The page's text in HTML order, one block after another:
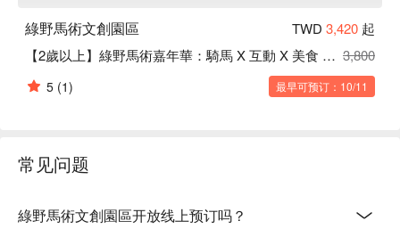
綠野馬術文創園區 TWD 3,420 起
【2歲以上】綠野馬術嘉年華：騎馬 X 互動 X 美食 X 導覽 X 玩拍 3,800
5 (1) 最早可预订：10/11
常见问题
綠野馬術文創園區开放线上预订吗？